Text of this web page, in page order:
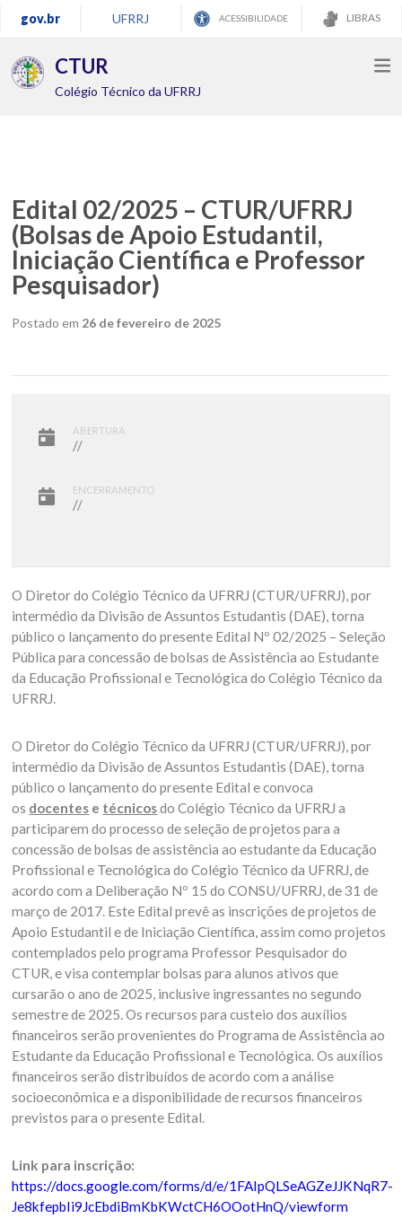
gov.br UFRRJ ACESSIBILIDADE LIBRAS
CTUR
Colégio Técnico da UFRRJ
Edital 02/2025 – CTUR/UFRRJ
(Bolsas de Apoio Estudantil,
Iniciação Científica e Professor
Pesquisador)
Postado em 26 de fevereiro de 2025
ABERTURA
//
ENCERRAMENTO
//
O Diretor do Colégio Técnico da UFRRJ (CTUR/UFRRJ), por
intermédio da Divisão de Assuntos Estudantis (DAE), torna
público o lançamento do presente Edital Nº 02/2025 – Seleção
Pública para concessão de bolsas de Assistência ao Estudante
da Educação Profissional e Tecnológica do Colégio Técnico da
UFRRJ.
O Diretor do Colégio Técnico da UFRRJ (CTUR/UFRRJ), por
intermédio da Divisão de Assuntos Estudantis (DAE), torna
público o lançamento do presente Edital e convoca
os docentes e técnicosdo Colégio Técnico da UFRRJ a
participarem do processo de seleção de projetos para a
concessão de bolsas de assistência ao estudante da Educação
Profissional e Tecnológica do Colégio Técnico da UFRRJ, de
acordo com a Deliberação Nº 15 do CONSU/UFRRJ, de 31 de
março de 2017. Este Edital prevê as inscrições de projetos de
Apoio Estudantil e de Iniciação Científica, assim como projetos
contemplados pelo programa Professor Pesquisador do
CTUR, e visa contemplar bolsas para alunos ativos que
cursarão o ano de 2025, inclusive ingressantes no segundo
semestre de 2025. Os recursos para custeio dos auxílios
financeiros serão provenientes do Programa de Assistência ao
Estudante da Educação Profissional e Tecnológica. Os auxílios
financeiros serão distribuídos de acordo com a análise
socioeconômica e a disponibilidade de recursos financeiros
previstos para o presente Edital.
Link para inscrição:
https://docs.google.com/forms/d/e/1FAIpQLSeAGZeJJKNqR7-
Je8kfepbIi9JcEbdiBmKbKWctCH6OOotHnQ/viewform